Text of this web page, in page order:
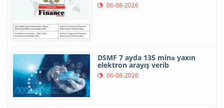
06-08-2026
DSMF 7 ayda 135 minə yaxın
elektron arayış verib
06-08-2026